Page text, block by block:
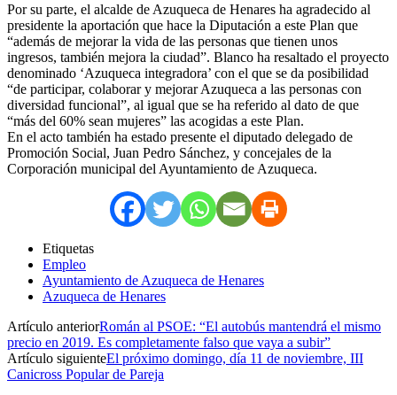
Por su parte, el alcalde de Azuqueca de Henares ha agradecido al
presidente la aportación que hace la Diputación a este Plan que
“además de mejorar la vida de las personas que tienen unos
ingresos, también mejora la ciudad”. Blanco ha resaltado el proyecto
denominado ‘Azuqueca integradora’ con el que se da posibilidad
“de participar, colaborar y mejorar Azuqueca a las personas con
diversidad funcional”, al igual que se ha referido al dato de que
“más del 60% sean mujeres” las acogidas a este Plan.
En el acto también ha estado presente el diputado delegado de
Promoción Social, Juan Pedro Sánchez, y concejales de la
Corporación municipal del Ayuntamiento de Azuqueca.
Etiquetas
Empleo
Ayuntamiento de Azuqueca de Henares
Azuqueca de Henares
Artículo anteriorRomán al PSOE: “El autobús mantendrá el mismo
precio en 2019. Es completamente falso que vaya a subir”
Artículo siguienteEl próximo domingo, día 11 de noviembre, III
Canicross Popular de Pareja